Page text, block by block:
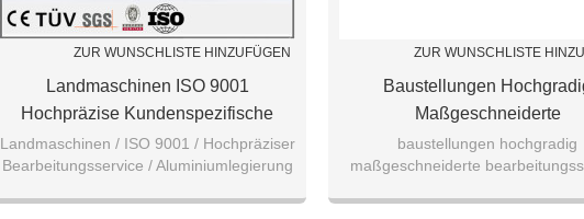
ZUR WUNSCHLISTE HINZUFÜGEN
Landmaschinen ISO 9001
Hochpräzise Kundenspezifische
Bearbeitung Aluminiumlegierung
7075/5052/6061 Teile
Landmaschinen / ISO 9001 / Hochpräziser
Bearbeitungsservice / Aluminiumlegierung
ZUR WUNSCHLISTE
Baustellungen
Maßgeschneiderte
Bearbeitungsservice Gute
baustellungen hochgradig
maßgeschneiderte